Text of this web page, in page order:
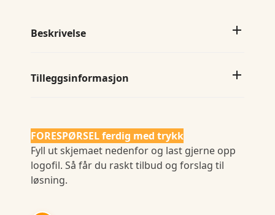
Beskrivelse
Tilleggsinformasjon
FORESPØRSEL ferdig med trykk
Fyll ut skjemaet nedenfor og last gjerne opp
logofil. Så får du raskt tilbud og forslag til
løsning.